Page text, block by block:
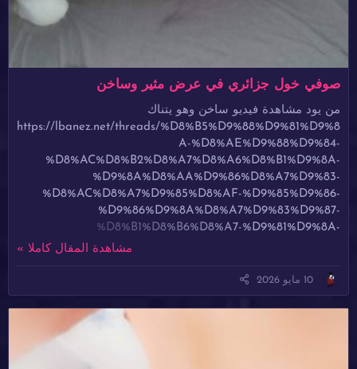
صوفي خول جزائري في عرض مثير وساخن
من يود مشاهدة فيديو ساخن وهو يتناك
https://lbanez.net/threads/%D8%B5%D9%88%D9%81%D9%8
A-%D8%AE%D9%88%D9%84-
%D8%AC%D8%B2%D8%A7%D8%A6%D8%B1%D9%8A-
%D9%8A%D8%AA%D9%86%D8%A7%D9%83-
%D8%AC%D8%A7%D9%85%D8%AF-%D9%85%D9%86-
%D9%86%D9%8A%D8%A7%D9%83%D9%87-
%D8%B1%D8%B6%D8%A7-%D9%81%D9%8A-
%D9%81%D9%8A%D8%AF%D9%8A%D9%88-مشاهدة المقال كاملا »
10 مايو 2026